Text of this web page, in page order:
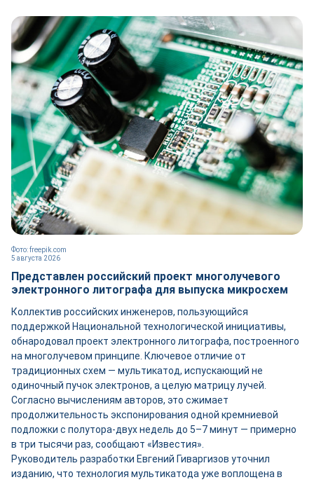
5 августа 2026
Фото: freepik.com
Представлен российский проект многолучевого
электронного литографа для выпуска микросхем
Коллектив российских инженеров, пользующийся
поддержкой Национальной технологической инициативы,
обнародовал проект электронного литографа, построенного
на многолучевом принципе. Ключевое отличие от
традиционных схем — мультикатод, испускающий не
одиночный пучок электронов, а целую матрицу лучей.
Согласно вычислениям авторов, это сжимает
продолжительность экспонирования одной кремниевой
подложки с полутора-двух недель до 5–7 минут — примерно
в три тысячи раз, сообщают «Известия».
Руководитель разработки Евгений Гиваргизов уточнил
изданию, что технология мультикатода уже воплощена в